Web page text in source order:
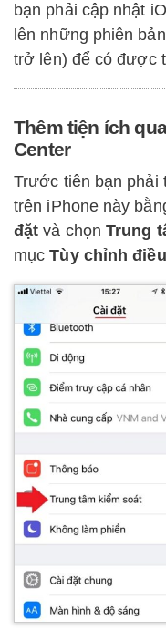
bạn phải cập nhật
lên những phiên
trở lên) để có được
Thêm tiện ích
Center
Trước tiên bạn phải
trên iPhone này
đặt và chọnTrung
mụcTùy chỉnh